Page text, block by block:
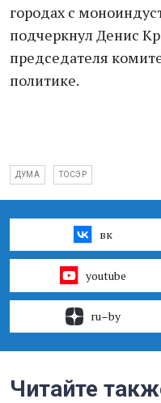
городах с
подчеркнул Денис
председателя
политике.
ДУМА ТОСЭР
вк
youtube
ru–by
Читайте